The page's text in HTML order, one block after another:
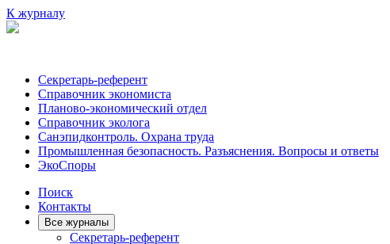
К журналу
Секретарь-референт
Справочник экономиста
Планово-экономический отдел
Справочник эколога
Санэпидконтроль. Охрана труда
Промышленная безопасность. Разъяснения. Вопросы и ответы
ЭкоСпоры
Поиск
Контакты
Все журналы
Секретарь-референт